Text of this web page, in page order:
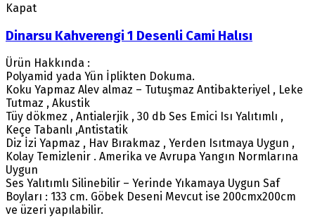
Kapat
Dinarsu Kahverengi 1 Desenli Cami Halısı
Ürün Hakkında :
Polyamid yada Yün İplikten Dokuma.
Koku Yapmaz Alev almaz – Tutuşmaz Antibakteriyel , Leke
Tutmaz , Akustik
Tüy dökmez , Antialerjik , 30 db Ses Emici Isı Yalıtımlı ,
Keçe Tabanlı ,Antistatik
Diz İzi Yapmaz , Hav Bırakmaz , Yerden Isıtmaya Uygun ,
Kolay Temizlenir . Amerika ve Avrupa Yangın Normlarına
Uygun
Ses Yalıtımlı Silinebilir – Yerinde Yıkamaya Uygun Saf
Boyları : 133 cm. Göbek Deseni Mevcut ise 200cmx200cm
ve üzeri yapılabilir.